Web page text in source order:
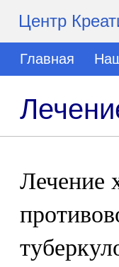
Центр
Главная
Лечение